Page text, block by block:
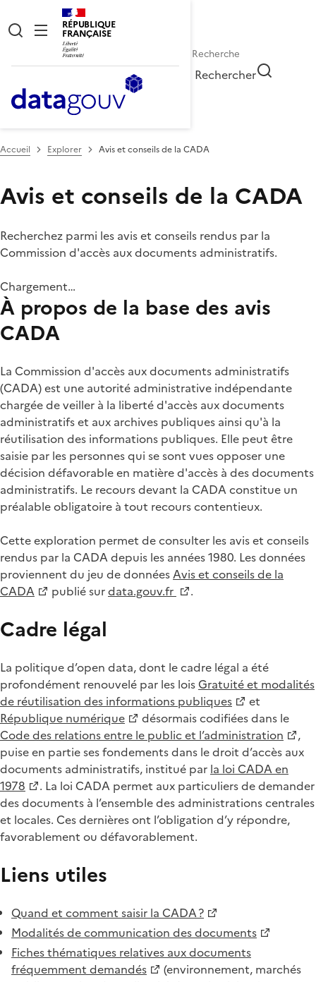
RÉPUBLIQUE
FRANÇAISE
Rechercher
Accueil Explorer Avis et conseils de la CADA
Avis et conseils de la CADA
Recherchez parmi les avis et conseils rendus par la
Commission d'accès aux documents administratifs.
Chargement…
À propos de la base des avis
CADA
La Commission d'accès aux documents administratifs
(CADA) est une autorité administrative indépendante
chargée de veiller à la liberté d'accès aux documents
administratifs et aux archives publiques ainsi qu'à la
réutilisation des informations publiques. Elle peut être
saisie par les personnes qui se sont vues opposer une
décision défavorable en matière d'accès à des documents
administratifs. Le recours devant la CADA constitue un
préalable obligatoire à tout recours contentieux.
Cette exploration permet de consulter les avis et conseils
rendus par la CADA depuis les années 1980. Les données
proviennent du jeu de donnéesAvis et conseils de la
CADA
publié surdata.gouv.fr .
Cadre légal
La politique d’open data, dont le cadre légal a été
profondément renouvelé par les loisGratuité et modalités
de réutilisation des informations publiques
et
République numérique
désormais codifiées dans le
Code des relations entre le public et l’administration
,
puise en partie ses fondements dans le droit d’accès aux
documents administratifs, institué par la loi CADA en
1978
. La loi CADA permet aux particuliers de demander
des documents à l’ensemble des administrations centrales
et locales. Ces dernières ont l’obligation d’y répondre,
favorablement ou défavorablement.
Liens utiles
Quand et comment saisir la CADA ?
Modalités de communication des documents
Fiches thématiques relatives aux documents
fréquemment demandés
(environnement, marchés